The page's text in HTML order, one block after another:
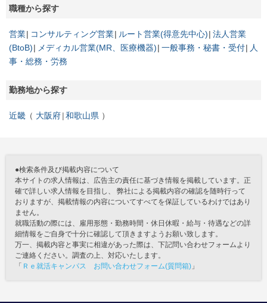
職種から探す
営業 コンサルティング営業 ルート営業(得意先中心) 法人営業
(BtoB)
メディカル営業(MR、医療機器) 一般事務・秘書・受付
人
事・総務・労務
勤務地から探す
近畿 大阪府 和歌山県
●検索条件及び掲載内容について
本サイトの求人情報は、広告主の責任に基づき情報を掲載しています。正
確で詳しい求人情報を目指し、 弊社による掲載内容の確認を随時行って
おりますが、掲載情報の内容についてすべてを保証しているわけではあり
ません。
就職活動の際には、雇用形態・勤務時間・休日休暇・給与・待遇などの詳
細情報をご自身で十分に確認して頂きますようお願い致します。
万一、掲載内容と事実に相違があった際は、下記問い合わせフォームより
ご連絡ください。調査の上、対応いたします。
「 Ｒｅ就活キャンパス お問い合わせフォーム(質問箱) 」